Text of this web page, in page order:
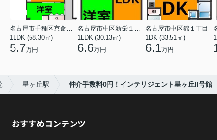
1LDK (58.30㎡)
5.7万円
1LDK (30.13㎡)
6.6万円
名古屋市中区錦１丁目
1DK (33.51㎡)
6.1万円
星ヶ丘駅 仲介手数料0円！インテリジェント星ヶ丘II号館
おすすめコンテンツ